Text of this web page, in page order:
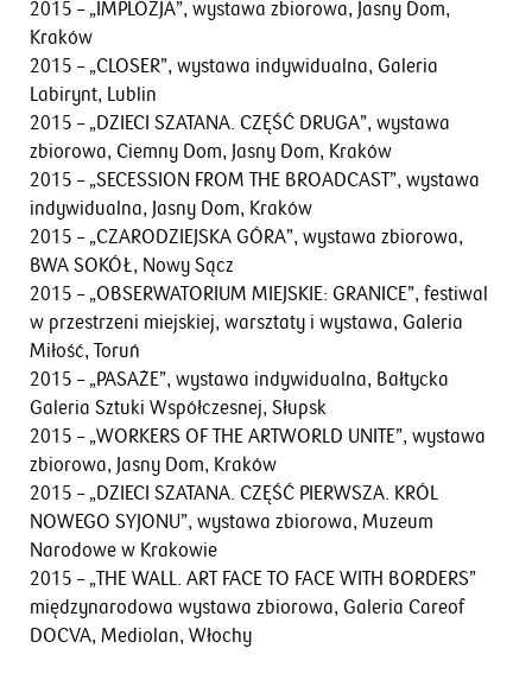
2015 – „IMPLOZJA”, wystawa zbiorowa, Jasny Dom,
Kraków
2015 – „CLOSER”, wystawa indywidualna, Galeria
Labirynt, Lublin
2015 – „DZIECI SZATANA. CZĘŚĆ DRUGA”, wystawa
zbiorowa, Ciemny Dom, Jasny Dom, Kraków
2015 – „SECESSION FROM THE BROADCAST”, wystawa
indywidualna, Jasny Dom, Kraków
2015 – „CZARODZIEJSKA GÓRA”, wystawa zbiorowa,
BWA SOKÓŁ, Nowy Sącz
2015 – „OBSERWATORIUM MIEJSKIE: GRANICE”, festiwal
w przestrzeni miejskiej, warsztaty i wystawa, Galeria
Miłość, Toruń
2015 – „PASAŻE”, wystawa indywidualna, Bałtycka
Galeria Sztuki Współczesnej, Słupsk
2015 – „WORKERS OF THE ARTWORLD UNITE”, wystawa
zbiorowa, Jasny Dom, Kraków
2015 – „DZIECI SZATANA. CZĘŚĆ PIERWSZA. KRÓL
NOWEGO SYJONU”, wystawa zbiorowa, Muzeum
Narodowe w Krakowie
2015 – „THE WALL. ART FACE TO FACE WITH BORDERS”
międzynarodowa wystawa zbiorowa, Galeria Careof
DOCVA, Mediolan, Włochy